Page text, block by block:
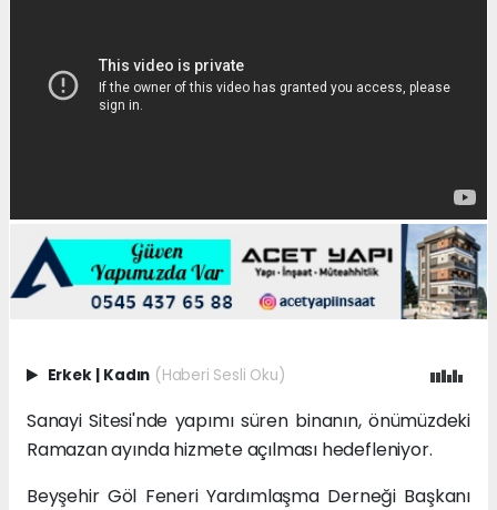
Erkek | Kadın (Haberi Sesli Oku)
Sanayi Sitesi'nde yapımı süren binanın, önümüzdeki
Ramazan ayında hizmete açılması hedefleniyor.
Beyşehir Göl Feneri Yardımlaşma Derneği Başkanı